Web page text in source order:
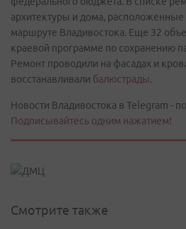
архитектуры и дома, расположенные
маршруте Владивостока. Еще 32
краевой программе по сохранению
Ремонт проводили на фасадах и
восстанавливали балюстрады.
Новости Владивостока в Telegram -
Подписывайтесь одним нажатием!
Смотрите также